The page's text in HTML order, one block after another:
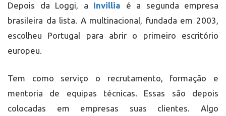
Depois da Loggi, a Invillia é a segunda empresa
brasileira da lista. A multinacional, fundada em 2003,
escolheu Portugal para abrir o primeiro escritório
europeu.
Tem como serviço o recrutamento, formação e
mentoria de equipas técnicas. Essas são depois
colocadas em empresas suas clientes. Algo